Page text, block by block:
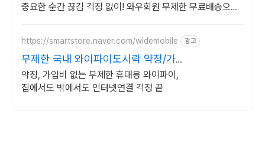
중요한 순간 끊김 걱정 없이! 와우회원 무제한 무료배송으로
https://smartstore.naver.com/widemobile 광고
무제한 국내 와이파이도시락 약정/가
입비없이 무료반납까지
약정, 가입비 없는 무제한 휴대용 와이파이,
집에서도 밖에서도 인터넷연결 걱정 끝